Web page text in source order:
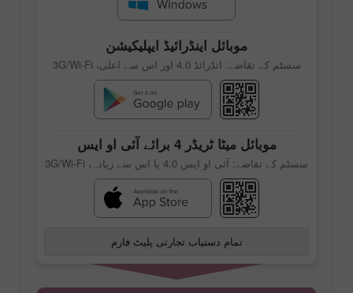
موبائل اینڈرائیڈ ایپلیکیشن
سسٹم کے تقاضے: انڈرائڈ 4.0 اور اس سے اعلی، 3G/Wi-Fi
موبائلمیٹا ٹریڈر 4 برائے آئی او ایس
سسٹم کے تقاضے: آئی او ایس 4.0 یا اس سے زیادہ، 3G/Wi-Fi
تمام دستیاب تجارتی پلیٹ فارم